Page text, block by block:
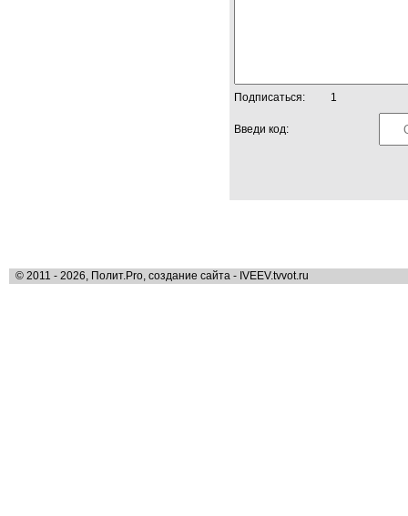
Подписаться: 1
Введи код:
© 2011 - 2026, Полит.Pro, создание сайта - IVEEV.tvvot.ru